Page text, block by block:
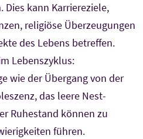
Dies kann Karriereziele,
religiöse Überzeugungen
des Lebens betreffen.
Lebenszyklus:
wie der Übergang von der
das leere Nest-
Ruhestand können zu
führen.